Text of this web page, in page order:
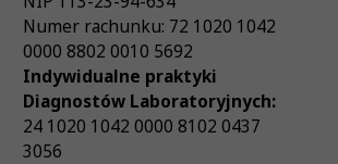
Numer rachunku: 72 1020 1042
0000 8802 0010 5692
Indywidualne praktyki
Diagnostów Laboratoryjnych:
24 1020 1042 0000 8102 0437
3056